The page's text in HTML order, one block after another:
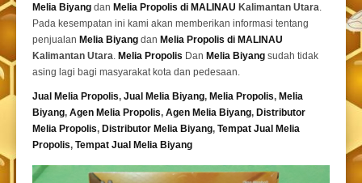
Melia Biyang dan Melia Propolis di MALINAU Kalimantan Utara.
Pada kesempatan ini kami akan memberikan informasi tentang
penjualan Melia Biyang dan Melia Propolis di MALINAU
Kalimantan Utara. Melia Propolis Dan Melia Biyang sudah tidak
asing lagi bagi masyarakat kota dan pedesaan.
Jual Melia Propolis, Jual Melia Biyang, Melia Propolis, Melia
Biyang, Agen Melia Propolis, Agen Melia Biyang, Distributor
Melia Propolis, Distributor Melia Biyang, Tempat Jual Melia
Propolis, Tempat Jual Melia Biyang